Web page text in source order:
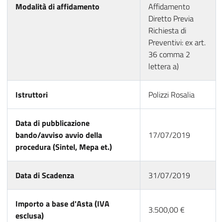
Modalità di affidamento
Affidamento
Diretto Previa
Richiesta di
Preventivi: ex art.
36 comma 2
lettera a)
Istruttori Polizzi Rosalia
Data di pubblicazione
bando/avviso avvio della
procedura (Sintel, Mepa et.)
17/07/2019
Data di Scadenza 31/07/2019
Importo a base d'Asta (IVA
esclusa)
3.500,00 €